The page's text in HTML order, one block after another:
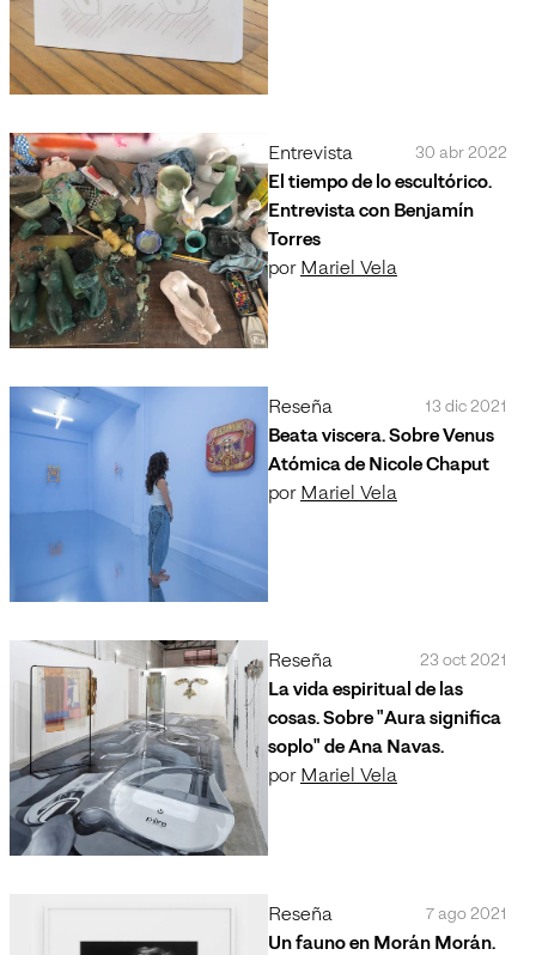
Entrevista 30 abr 2022
El tiempo de lo escultórico.
Entrevista con Benjamín
Torres
por Mariel Vela
Reseña 13 dic 2021
Beata viscera. Sobre Venus
Atómica de Nicole Chaput
por Mariel Vela
Reseña 23 oct 2021
La vida espiritual de las
cosas. Sobre "Aura significa
soplo" de Ana Navas.
por Mariel Vela
Reseña 7 ago 2021
Un fauno en Morán Morán.